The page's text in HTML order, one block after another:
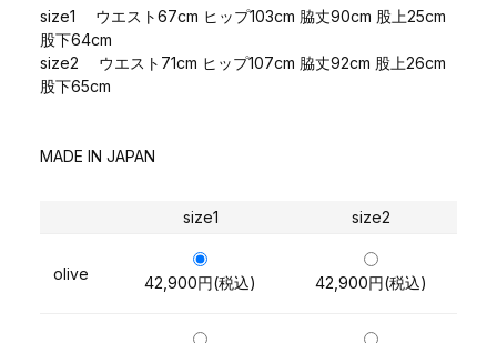
size1 ウエスト67cm ヒップ103cm 脇丈90cm 股上25cm
股下64cm
size2 ウエスト71cm ヒップ107cm 脇丈92cm 股上26cm
股下65cm
MADE IN JAPAN
size1 size2
olive 42,900円(税込) 42,900円(税込)